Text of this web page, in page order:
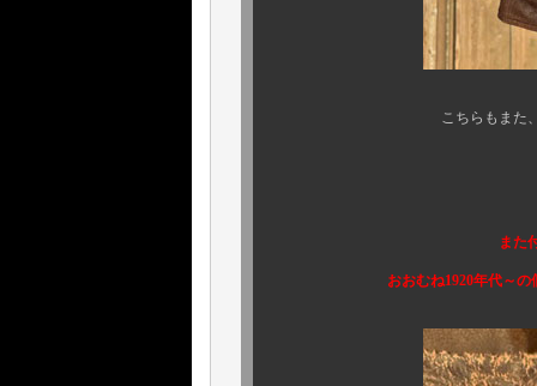
こちらもまた、何ともム
また付属タグだけ
おおむね1920年代～の個体と